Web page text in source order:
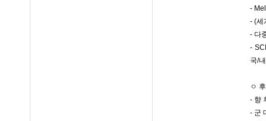
-
- (세
- 다
-
국/
ㅇ
- 향
- 군